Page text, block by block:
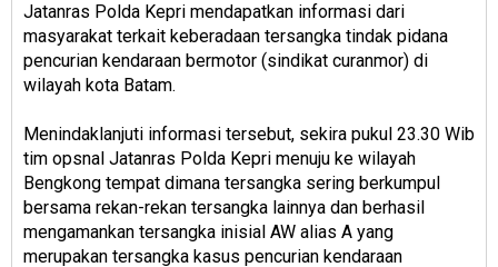
Jatanras Polda Kepri mendapatkan informasi dari
masyarakat terkait keberadaan tersangka tindak pidana
pencurian kendaraan bermotor (sindikat curanmor) di
wilayah kota Batam.
Menindaklanjuti informasi tersebut, sekira pukul 23.30 Wib
tim opsnal Jatanras Polda Kepri menuju ke wilayah
Bengkong tempat dimana tersangka sering berkumpul
bersama rekan-rekan tersangka lainnya dan berhasil
mengamankan tersangka inisial AW alias A yang
merupakan tersangka kasus pencurian kendaraan